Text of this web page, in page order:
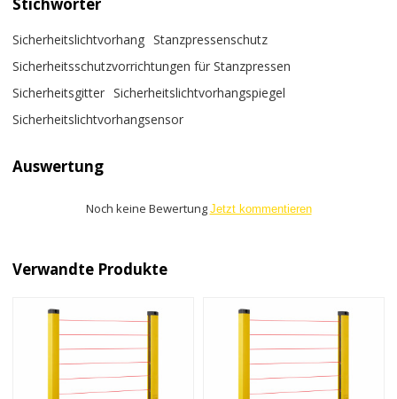
Sicherheitslichtvorhang Stanzpressenschutz
Sicherheitsschutzvorrichtungen für Stanzpressen
Sicherheitsgitter Sicherheitslichtvorhangspiegel
Sicherheitslichtvorhangsensor
Auswertung
Noch keine Bewertung Jetzt kommentieren
Verwandte Produkte